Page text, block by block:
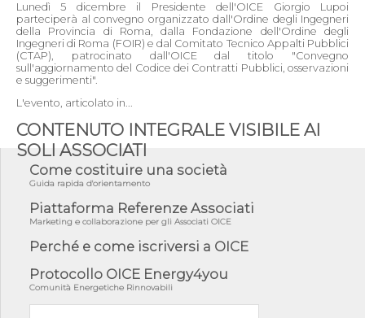
Lunedì 5 dicembre il Presidente dell'OICE Giorgio Lupoi
parteciperà al convegno organizzato dall'Ordine degli Ingegneri
della Provincia di Roma, dalla Fondazione dell'Ordine degli
Ingegneri di Roma (FOIR) e dal Comitato Tecnico Appalti Pubblici
(CTAP), patrocinato dall'OICE dal titolo "Convegno
sull'aggiornamento del Codice dei Contratti Pubblici, osservazioni
e suggerimenti".
L'evento, articolato in...
CONTENUTO INTEGRALE VISIBILE AI
SOLI ASSOCIATI
Come costituire una società
Guida rapida d'orientamento
Piattaforma Referenze Associati
Marketing e collaborazione per gli Associati OICE
Perché e come iscriversi a OICE
Protocollo OICE Energy4you
Comunità Energetiche Rinnovabili